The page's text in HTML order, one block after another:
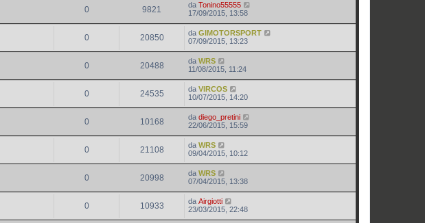
0 9821 da Tonino55555
17/09/2015, 13:58
0 20850 da GIMOTORSPORT
07/09/2015, 13:23
0 20488 da WRS
11/08/2015, 11:24
0 24535 da VIRCOS
10/07/2015, 14:20
0 10168 da diego_pretini
22/06/2015, 15:59
0 21108 da WRS
09/04/2015, 10:12
0 20998 da WRS
07/04/2015, 13:38
0 10933 da Airgiotti
23/03/2015, 22:48